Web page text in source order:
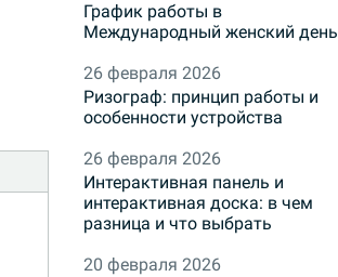
График работы в
Международный женский день
26 февраля 2026
Ризограф: принцип работы и
особенности устройства
26 февраля 2026
Интерактивная панель и
интерактивная доска: в чем
разница и что выбрать
20 февраля 2026